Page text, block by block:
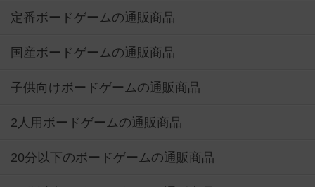
定番ボードゲームの通販商品
国産ボードゲームの通販商品
子供向けボードゲームの通販商品
2人用ボードゲームの通販商品
20分以下のボードゲームの通販商品